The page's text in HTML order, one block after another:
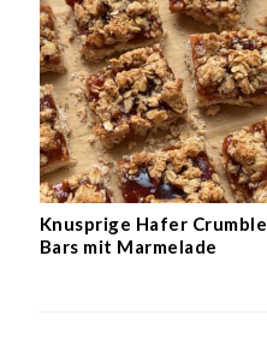
Knusprige Hafer Crumble
Bars mit Marmelade